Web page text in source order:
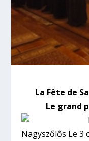
La Fête de
Le grand
Nagyszőlős Le 3